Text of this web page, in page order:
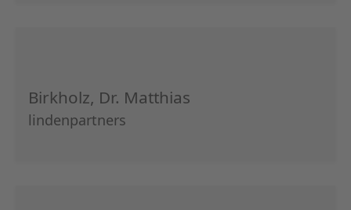
Birkholz, Dr. Matthias
lindenpartners